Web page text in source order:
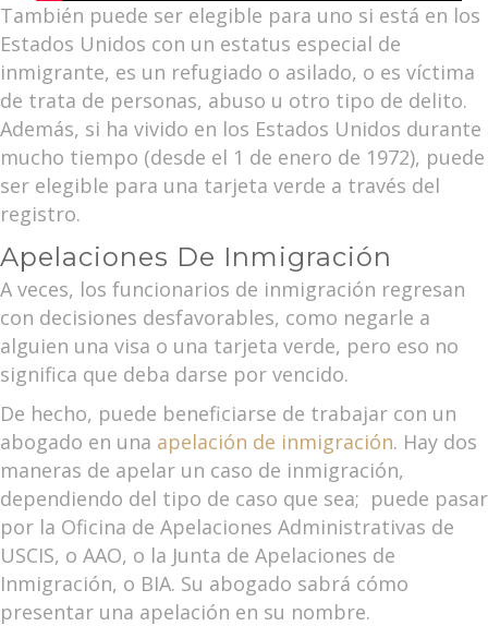
También puede ser elegible para uno si está en los
Estados Unidos con un estatus especial de
inmigrante, es un refugiado o asilado, o es víctima
de trata de personas, abuso u otro tipo de delito.
Además, si ha vivido en los Estados Unidos durante
mucho tiempo (desde el 1 de enero de 1972), puede
ser elegible para una tarjeta verde a través del
registro.
Apelaciones De Inmigración
A veces, los funcionarios de inmigración regresan
con decisiones desfavorables, como negarle a
alguien una visa o una tarjeta verde, pero eso no
significa que deba darse por vencido.
De hecho, puede beneficiarse de trabajar con un
abogado en una apelación de inmigración. Hay dos
maneras de apelar un caso de inmigración,
dependiendo del tipo de caso que sea; puede pasar
por la Oficina de Apelaciones Administrativas de
USCIS, o AAO, o la Junta de Apelaciones de
Inmigración, o BIA. Su abogado sabrá cómo
presentar una apelación en su nombre.